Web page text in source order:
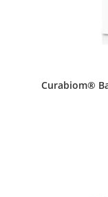
Curabiom®